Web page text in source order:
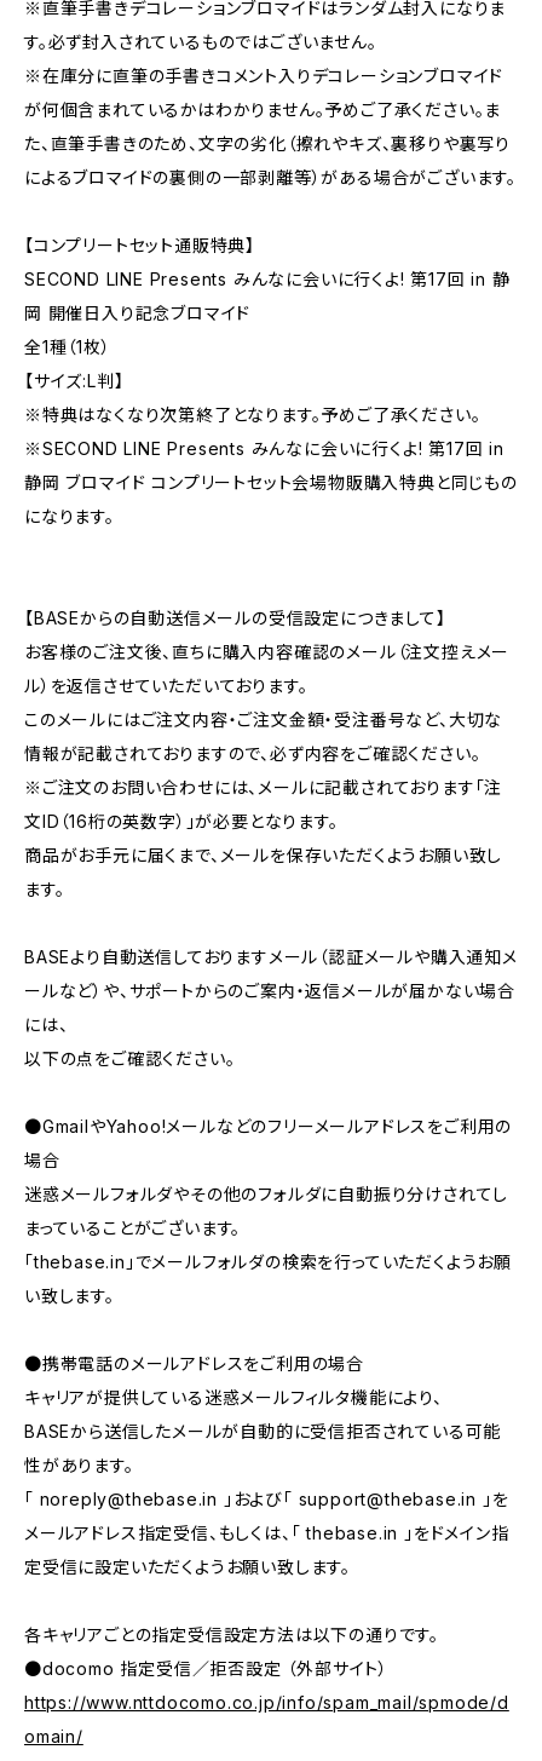
※直筆手書きデコレーションブロマイドはランダム封入になりま
す。必ず封入されているものではございません。
※在庫分に直筆の手書きコメント入りデコレーションブロマイド
が何個含まれているかはわかりません。予めご了承ください。ま
た、直筆手書きのため、文字の劣化（擦れやキズ、裏移りや裏写り
によるブロマイドの裏側の一部剥離等）がある場合がございます。
【コンプリートセット通販特典】
SECOND LINE Presents みんなに会いに行くよ! 第17回 in 静
岡 開催日入り記念ブロマイド
全1種（1枚）
【サイズ:L判】
※特典はなくなり次第終了となります。予めご了承ください。
※SECOND LINE Presents みんなに会いに行くよ! 第17回 in
静岡 ブロマイド コンプリートセット会場物販購入特典と同じもの
になります。
【BASEからの自動送信メールの受信設定につきまして】
お客様のご注文後、直ちに購入内容確認のメール（注文控えメー
ル）を返信させていただいております。
このメールにはご注文内容・ご注文金額・受注番号など、大切な
情報が記載されておりますので、必ず内容をご確認ください。
※ご注文のお問い合わせには、メールに記載されております「注
文ID（16桁の英数字）」が必要となります。
商品がお手元に届くまで、メールを保存いただくようお願い致し
ます。
BASEより自動送信しておりますメール（認証メールや購入通知メ
ールなど）や、サポートからのご案内・返信メールが届かない場合
には、
以下の点をご確認ください。
●GmailやYahoo!メールなどのフリーメールアドレスをご利用の
場合
迷惑メールフォルダやその他のフォルダに自動振り分けされてし
まっていることがございます。
「thebase.in」でメールフォルダの検索を行っていただくようお願
い致します。
●携帯電話のメールアドレスをご利用の場合
キャリアが提供している迷惑メールフィルタ機能により、
BASEから送信したメールが自動的に受信拒否されている可能
性があります。
「 noreply@thebase.in 」および「 support@thebase.in
」を
メールアドレス指定受信、もしくは、「 thebase.in 」をドメイン指
定受信に設定いただくようお願い致します。
各キャリアごとの指定受信設定方法は以下の通りです。
●docomo 指定受信／拒否設定 （外部サイト）
https://www.nttdocomo.co.jp/info/spam_mail/spmode/d
omain/